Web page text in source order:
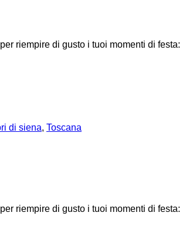
riempire di gusto i tuoi momenti di festa:
di siena, Toscana
riempire di gusto i tuoi momenti di festa: